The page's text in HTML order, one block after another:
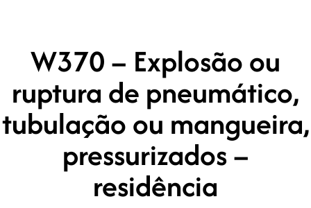
W370 – Explosão ou
ruptura de pneumático,
tubulação ou mangueira,
pressurizados –
residência